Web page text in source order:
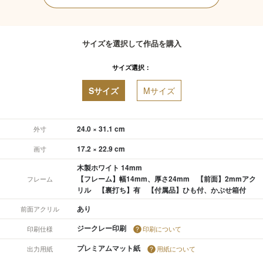
サイズを選択して作品を購入
サイズ選択：
Sサイズ Mサイズ
外寸 24.0 × 31.1 cm
画寸 17.2 × 22.9 cm
フレーム
木製ホワイト 14mm
【フレーム】幅14mm、厚さ24mm 【前面】2mmアク
リル 【裏打ち】有 【付属品】ひも付、かぶせ箱付
前面アクリル あり
印刷仕様 ジークレー印刷 印刷について
出力用紙 プレミアムマット紙 用紙について